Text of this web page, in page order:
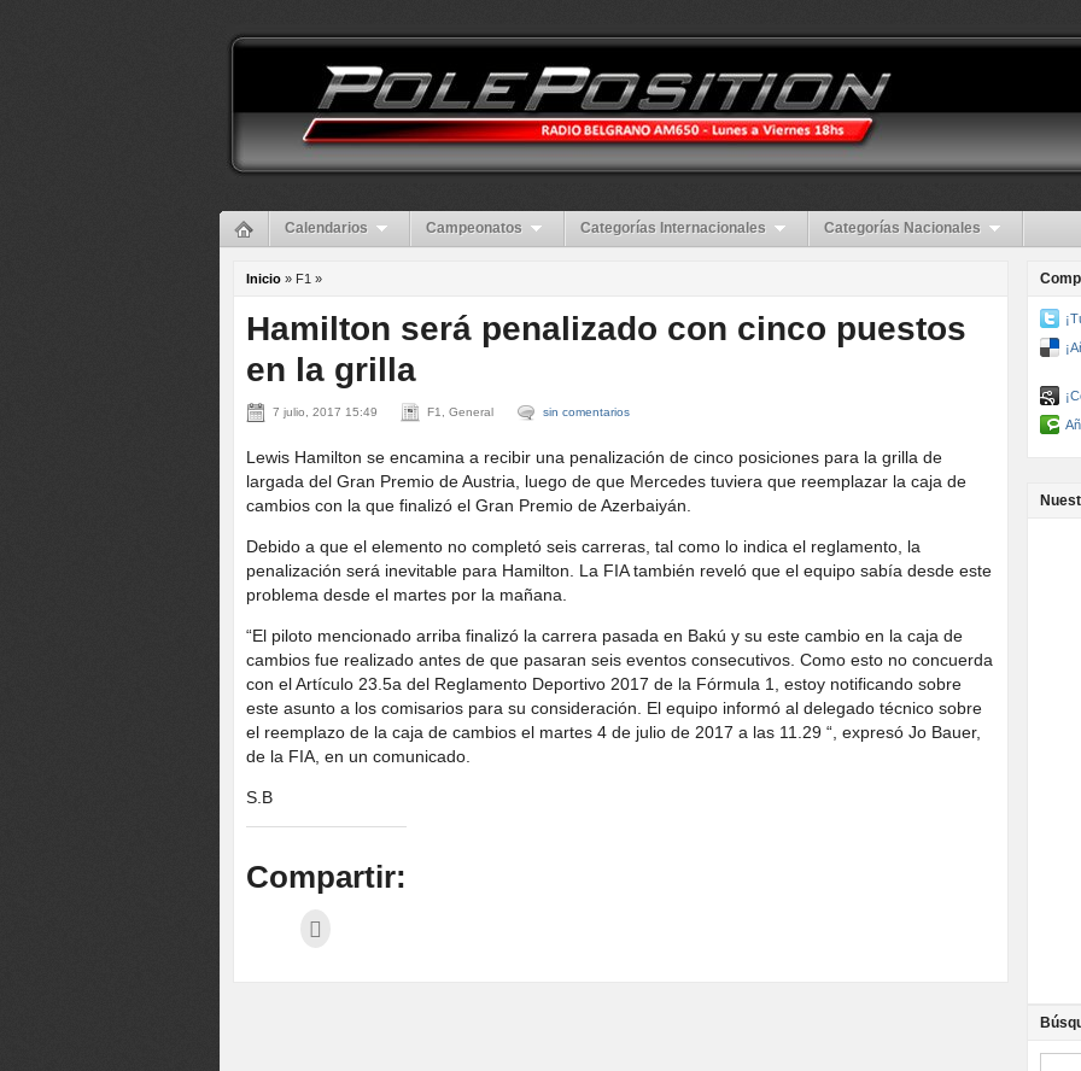
Calendarios Campeonatos Categorías Internacionales Categorías Nacionales
Inicio » F1 »
Hamilton será penalizado con cinco puestos
en la grilla
7 julio, 2017 15:49 F1, General sin comentarios
Lewis Hamilton se encamina a recibir una penalización de cinco posiciones para la grilla de
largada del Gran Premio de Austria, luego de que Mercedes tuviera que reemplazar la caja de
cambios con la que finalizó el Gran Premio de Azerbaiyán.
Debido a que el elemento no completó seis carreras, tal como lo indica el reglamento, la
penalización será inevitable para Hamilton. La FIA también reveló que el equipo sabía desde este
problema desde el martes por la mañana.
“El piloto mencionado arriba finalizó la carrera pasada en Bakú y su este cambio en la caja de
cambios fue realizado antes de que pasaran seis eventos consecutivos. Como esto no concuerda
con el Artículo 23.5a del Reglamento Deportivo 2017 de la Fórmula 1, estoy notificando sobre
este asunto a los comisarios para su consideración. El equipo informó al delegado técnico sobre
el reemplazo de la caja de cambios el martes 4 de julio de 2017 a las 11.29 “, expresó Jo Bauer,
de la FIA, en un comunicado.
S.B
Compartir: